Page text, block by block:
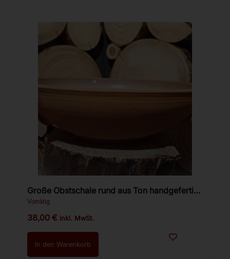
Große Obstschale rund aus Ton handgefertigt
1St.
Vorrätig
38,00€ inkl. MwSt.
In den Warenkorb